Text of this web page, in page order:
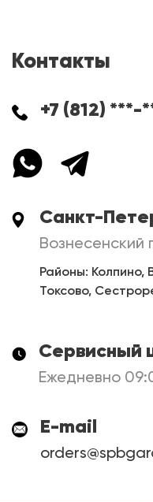
Контакты
+7 (812) ***-
Санкт-
Вознесенский
Районы: Колпино,
Токсово,
Сервисный
Ежедневно
E-mail